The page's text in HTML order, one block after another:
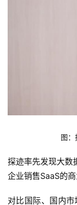
图：
探迹率先发现大数
企业销售SaaS的商
对比国际、国内